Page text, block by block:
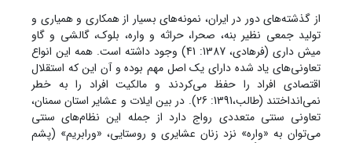
از گذشته‌های دور در ایران، نمونه‌های بسیار از همکاری و همیاری و
تولید جمعی نظیر بنه، صحرا، حراثه و واره، بلوک، گالشی و گاو
میش داری (فرهادی، 1387: 41) وجود داشته است. همه این انواع
تعاونی‌های یاد شده دارای یک اصل مهم بوده و آن این که استقلال
اقتصادی افراد را حفظ می‌کردند و مالکیت افراد را به خطر
نمی‌انداختند (طالب،1391: 26). در بین ایلات و عشایر استان سمنان،
تعاونی سنتی متعددی رواج دارد از جمله این نظام‌های سنتی
می‌توان به «واره» نزد زنان عشایری و روستایی، «ورابریم» (پشم